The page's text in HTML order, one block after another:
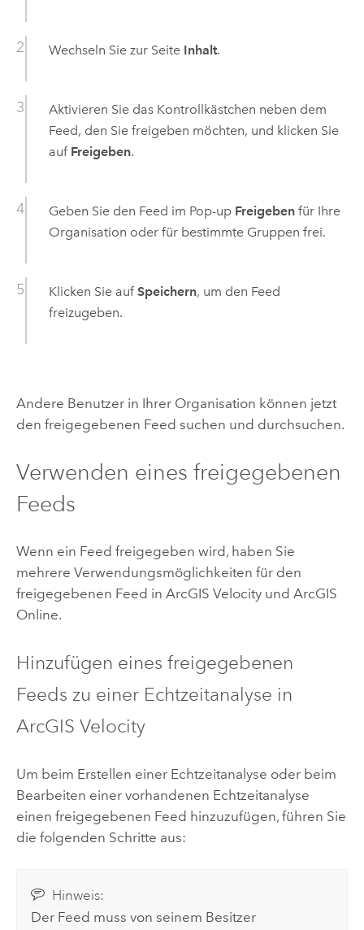
Wechseln Sie zur Seite Inhalt.
Aktivieren Sie das Kontrollkästchen neben dem
Feed, den Sie freigeben möchten, und klicken Sie
auf Freigeben.
Geben Sie den Feed im Pop-up Freigebenfür Ihre
Organisation oder für bestimmte Gruppen frei.
Klicken Sie auf Speichern, um den Feed
freizugeben.
Andere Benutzer in Ihrer Organisation können jetzt
den freigegebenen Feed suchen und durchsuchen.
Verwenden eines freigegebenen
Feeds
Wenn ein Feed freigegeben wird, haben Sie
mehrere Verwendungsmöglichkeiten für den
freigegebenen Feed in ArcGIS Velocityund ArcGIS
Online.
Hinzufügen eines freigegebenen
Feeds zu einer Echtzeitanalyse in
ArcGIS Velocity
Um beim Erstellen einer Echtzeitanalyse oder beim
Bearbeiten einer vorhandenen Echtzeitanalyse
einen freigegebenen Feed hinzuzufügen, führen Sie
die folgenden Schritte aus:
Hinweis:
Der Feed muss von seinem Besitzer